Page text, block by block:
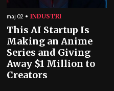
maj 02 INDUSTRI
This AI Startup Is
Making an Anime
Series and Giving
Away $1 Million to
Creators